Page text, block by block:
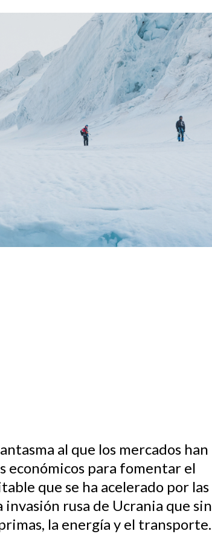
al que los mercados han
económicos para fomentar el
que se ha acelerado por las
rusa de Ucrania que sin
la energía y el transporte.